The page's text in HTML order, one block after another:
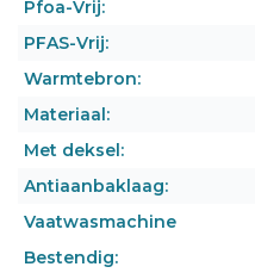
Pfoa-Vrij:
PFAS-Vrij:
Warmtebron:
Materiaal:
Met deksel:
Antiaanbaklaag:
Vaatwasmachine
Bestendig: